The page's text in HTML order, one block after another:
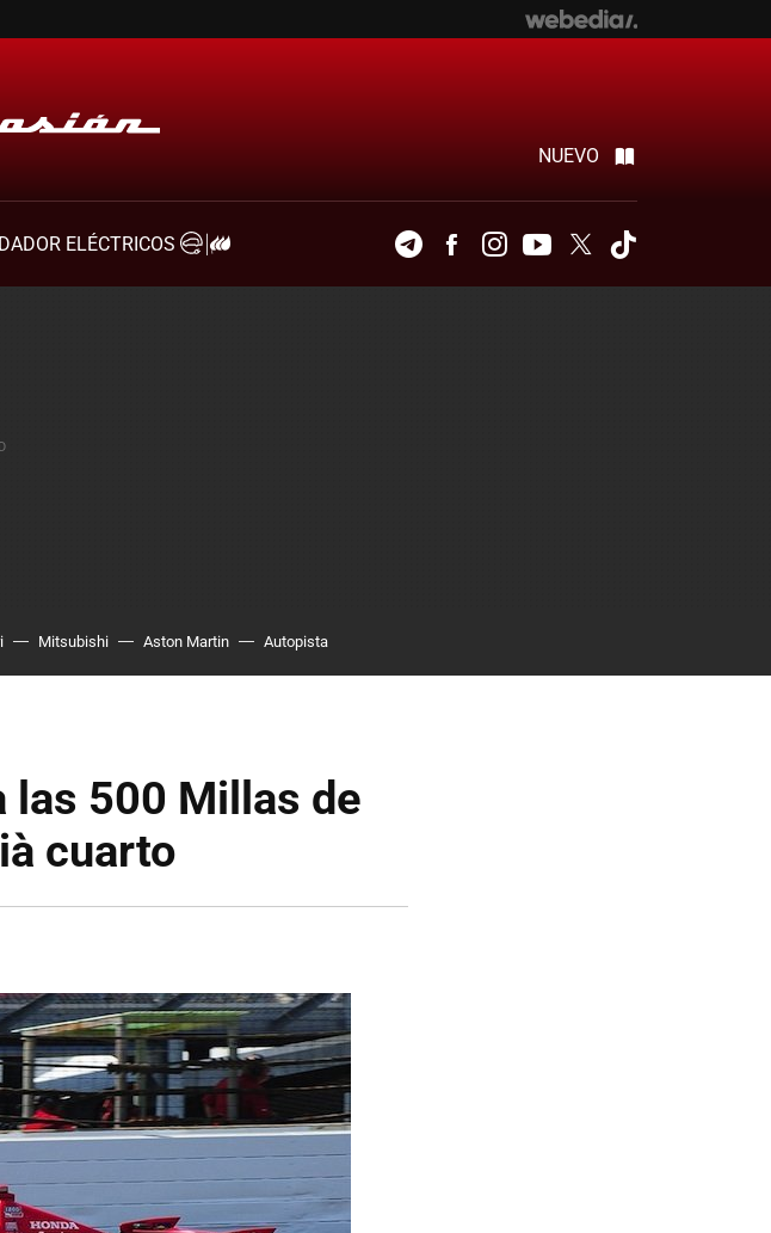
NUEVO
ELÉCTRICOS
TelegramFacebookInstagramYoutubeTwitter
Mitsubishi Aston Martin Autopista
las 500 Millas de
cuarto